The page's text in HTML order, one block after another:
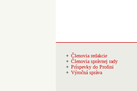
Členovia redakcie
Členovia správnej rady
Príspevky do Profini
Výročná správa